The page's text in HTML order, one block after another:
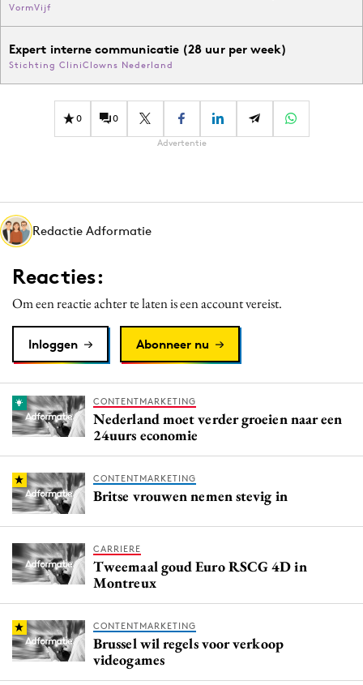
VormVijf
Expert interne communicatie (28 uur per week)
Stichting CliniClowns Nederland
0 0
Advertentie
Redactie Adformatie
Reacties:
Om een reactie achter te laten is een account vereist.
Inloggen Abonneer nu
CONTENTMARKETING
Nederland moet verder groeien naar een
24uurs economie
CONTENTMARKETING
Britse vrouwen nemen stevig in
CARRIERE
Tweemaal goud Euro RSCG 4D in
Montreux
CONTENTMARKETING
Brussel wil regels voor verkoop
videogames